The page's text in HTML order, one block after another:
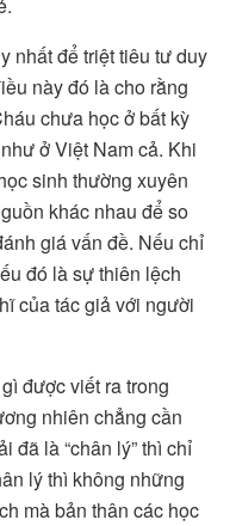
nhất để triệt tiêu tư duy
này đó là cho rằng
chưa học ở bất kỳ
ở Việt Nam cả. Khi
sinh thường xuyên
khác nhau để so
giá vấn đề. Nếu chỉ
đó là sự thiên lệch
của tác giả với người
được viết ra trong
nhiên chẳng cần
đã là “chân lý” thì chỉ
lý thì không những
mà bản thân các học